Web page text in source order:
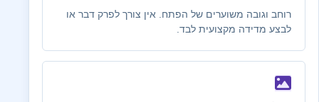
רוחב וגובה משוערים של הפתח. אין צורך לפרק דבר או
לבצע מדידה מקצועית לבד.